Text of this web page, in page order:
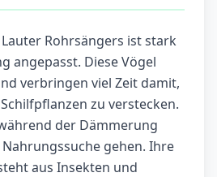
Rohrsängers ist stark
angepasst. Diese Vögel
verbringen viel Zeit damit,
zu verstecken.
der Dämmerung
gehen. Ihre
aus Insekten und